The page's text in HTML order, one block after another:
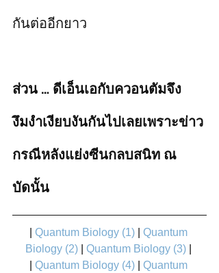
กันต่ออีกยาว
ส่วน … ดีเอ็นเอกับควอนตัมจึง
งึมงำเงียบงันกันไปเลยเพราะข่าว
กรณีหลังแย่งซีนกลบสนิท ณ
บัดนั้น
Quantum Biology (1)
Quantum
Biology (2)
Quantum Biology (3)
Quantum Biology (4) Quantum